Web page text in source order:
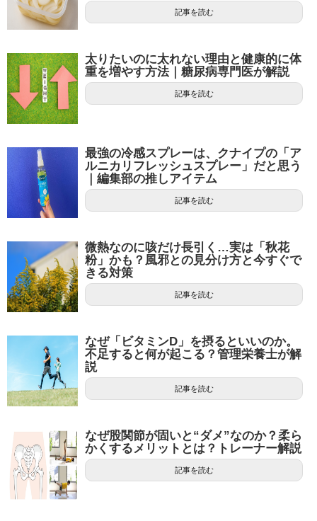
記事を読む
太りたいのに太れない理由と健康的に体
重を増やす方法｜糖尿病専門医が解説
記事を読む
最強の冷感スプレーは、クナイプの「ア
ルニカリフレッシュスプレー」だと思う
｜編集部の推しアイテム
記事を読む
微熱なのに咳だけ長引く…実は「秋花
粉」かも？風邪との見分け方と今すぐで
きる対策
記事を読む
なぜ「ビタミンD」を摂るといいのか。
不足すると何が起こる？管理栄養士が解
説
記事を読む
なぜ股関節が固いと“ダメ”なのか？柔ら
かくするメリットとは？トレーナー解説
記事を読む